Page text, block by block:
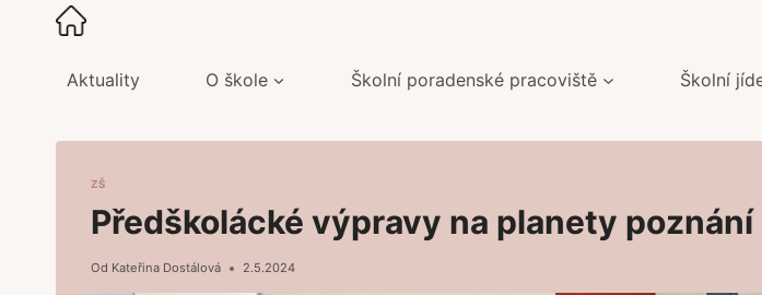
Přeskočit
Aktuality O škole Školní poradenské pracoviště Školní
ZŠ
Předškolácké výpravy na planety
Od Kateřina Dostálová 2.5.2024